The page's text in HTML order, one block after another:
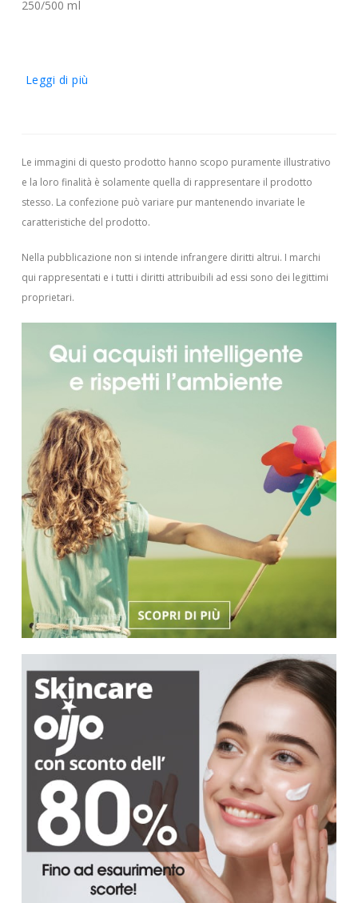
250/500 ml
Leggi di più
Le immagini di questo prodotto hanno scopo puramente illustrativo
e la loro finalità è solamente quella di rappresentare il prodotto
stesso. La confezione può variare pur mantenendo invariate le
caratteristiche del prodotto.
Nella pubblicazione non si intende infrangere diritti altrui. I marchi
qui rappresentati e i tutti i diritti attribuibili ad essi sono dei legittimi
proprietari.